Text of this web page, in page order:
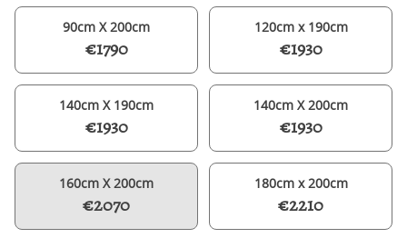
90cm X 200cm
€1790
120cm x 190cm
€1930
140cm X 190cm
€1930
140cm X 200cm
€1930
160cm X 200cm
€2070
180cm x 200cm
€2210